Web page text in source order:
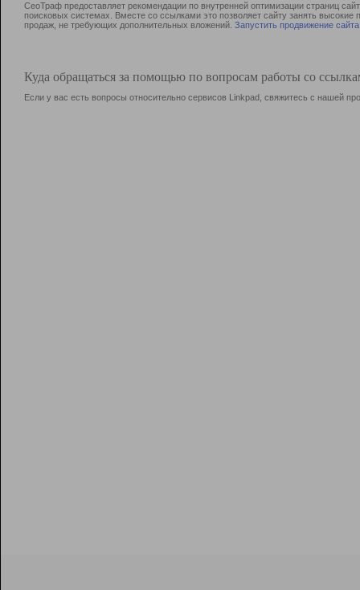
СеоТраф предоставляет рекомендации по внутренней оптимизации страниц
поисковых системах. Вместе со ссылками это позволяет сайту занять
продаж, не требующих дополнительных вложений. Запустить продвижение сайта
Куда обращаться за помощью по вопросам работы со
Если у вас есть вопросы относительно сервисов Linkpad, свяжитесь с нашей